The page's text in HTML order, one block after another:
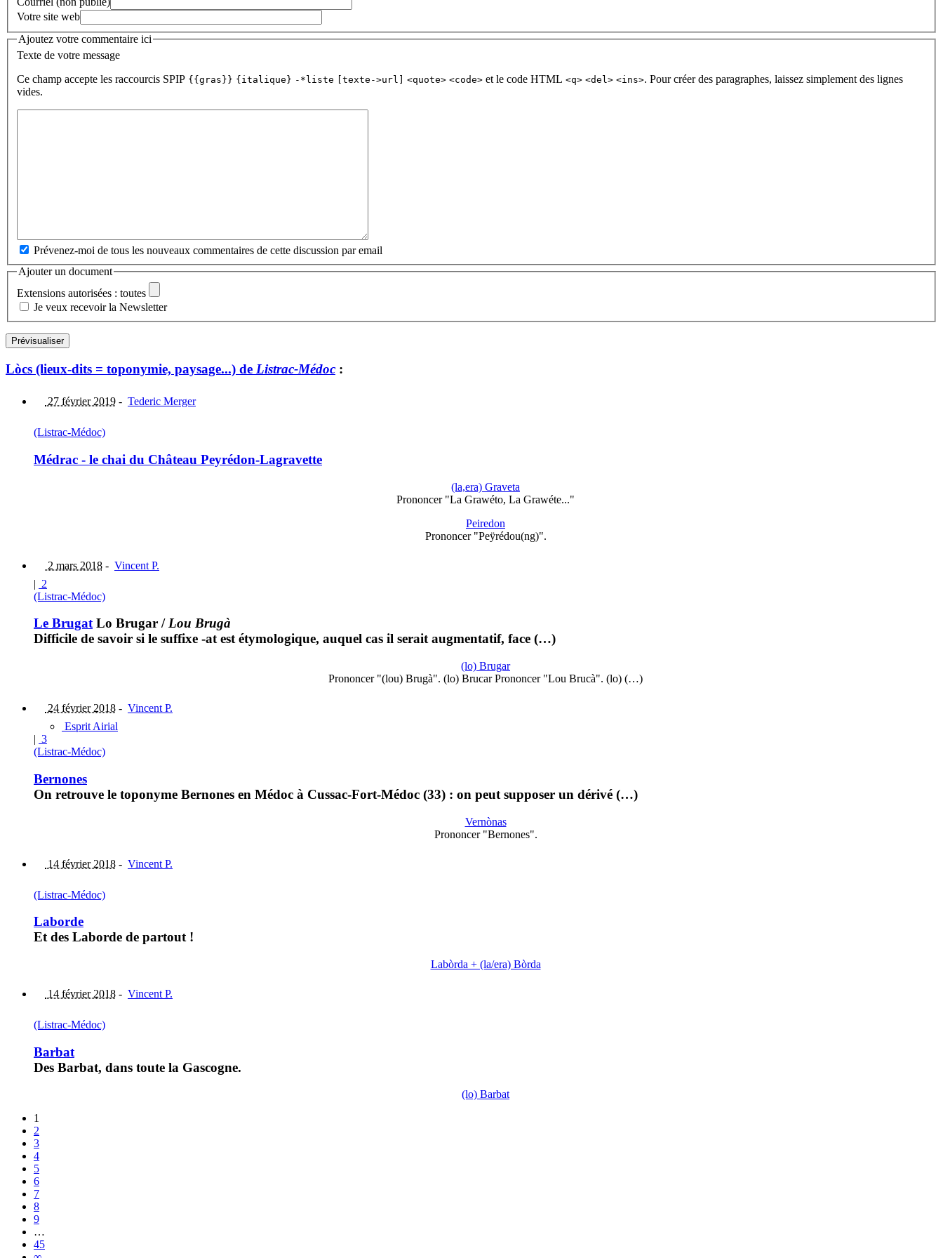
Votre site web
Ajoutez votre commentaire ici
Texte de votre message
Ce champ accepte les raccourcis SPIP {{gras}} {italique} -*liste [texte->url] <quote> <code> et le code HTML <q> <del> <ins>. Pour créer des paragraphes, laissez simplement des lignes
vides.
Prévenez-moi de tous les nouveaux commentaires de cette discussion par email
Ajouter un document
Extensions autorisées : toutes
Je veux recevoir la Newsletter
Lòcs (lieux-dits = toponymie, paysage...) de Listrac-Médoc :
27 février 2019 - Tederic Merger
(Listrac-Médoc)
Médrac - le chai du Château Peyrédon-Lagravette
(la,era) Graveta
Prononcer "La Grawéto, La Grawéte..."
Peiredon
Prononcer "Peÿrédou(ng)".
2 mars 2018 - Vincent P.
| 2
(Listrac-Médoc)
Le BrugatLo Brugar /Lou Brugà
Difficile de savoir si le suffixe -at est étymologique, auquel cas il serait augmentatif, face (…)
(lo) Brugar
Prononcer "(lou) Brugà". (lo) Brucar Prononcer "Lou Brucà". (lo) (…)
24 février 2018 - Vincent P.
Esprit Airial
| 3
(Listrac-Médoc)
Bernones
On retrouve le toponyme Bernones en Médoc à Cussac-Fort-Médoc (33) : on peut supposer un dérivé (…)
Vernònas
Prononcer "Bernones".
14 février 2018 - Vincent P.
(Listrac-Médoc)
Laborde
Et des Laborde de partout !
Labòrda + (la/era) Bòrda
14 février 2018 - Vincent P.
(Listrac-Médoc)
Barbat
Des Barbat, dans toute la Gascogne.
(lo) Barbat
1
2
3
4
5
6
7
8
9
…
45